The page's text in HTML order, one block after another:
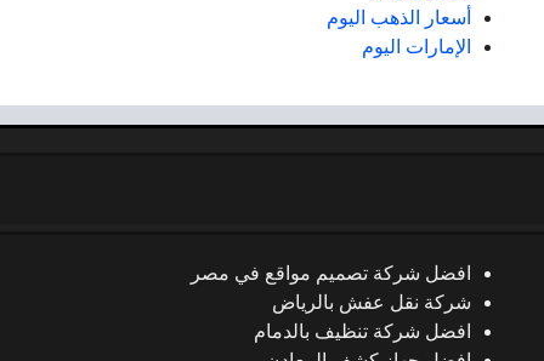
أسعار الذهب اليوم
الإمارات اليوم
افضل شركة تصميم مواقع في مصر
شركة نقل عفش بالرياض
افضل شركة تنظيف بالدمام